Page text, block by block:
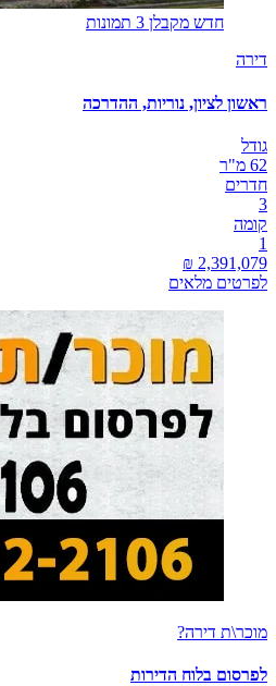
חדש מקבלן 3 תמונות
דירה
ראשון לציון, נוריות, ההדרכה
גודל
62 מ"ר
חדרים
3
קומה
1
לפרטים מלאים
מוכר\ת דירה?
לפרסום בלוח הדירות